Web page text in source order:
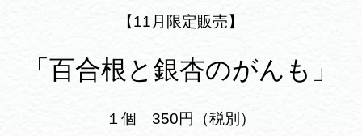
【11月限定販売】
「百合根と銀杏のがんも」
１個 350円（税別）